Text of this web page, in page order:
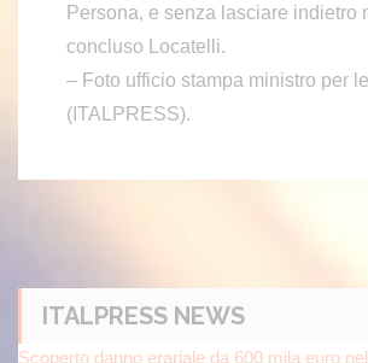
Persona, e senza lasciare indietro
concluso Locatelli.
– Foto ufficio stampa ministro per
(ITALPRESS).
ITALPRESS NEWS
Scoperto danno erariale da 600 mila euro